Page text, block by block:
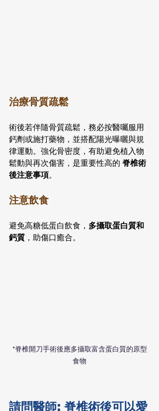
治療骨質疏鬆
術後若伴隨骨質疏鬆，務必按醫囑服用
鈣劑或施打藥物，並搭配陽光曝曬與規
律運動。強化骨密度，有助避免植入物
鬆動與再次傷害，是重要性高的 脊椎術
後注意事項。
注意飲食
避免高糖低蛋白飲食， 多攝取蛋白質和
鈣質 ，助傷口癒合。
*脊椎開刀手術後應多攝取富含蛋白質的原型
食物
請問醫師: 脊椎術後可以愛